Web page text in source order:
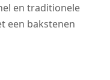
en traditionele
een bakstenen